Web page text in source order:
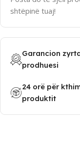
shtëpinë tuaj!
Garancion
prodhuesi
24 orë për
produktit